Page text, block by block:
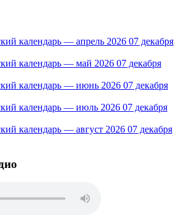
календарь — апрель 2026 07 декабря
календарь — май 2026 07 декабря
календарь — июнь 2026 07 декабря
календарь — июль 2026 07 декабря
календарь — август 2026 07 декабря